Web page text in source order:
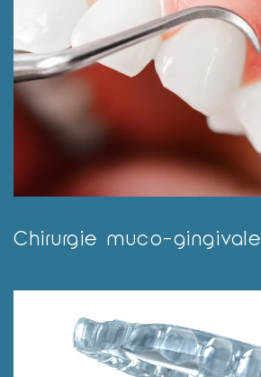
Chirurgie muco-gingivale